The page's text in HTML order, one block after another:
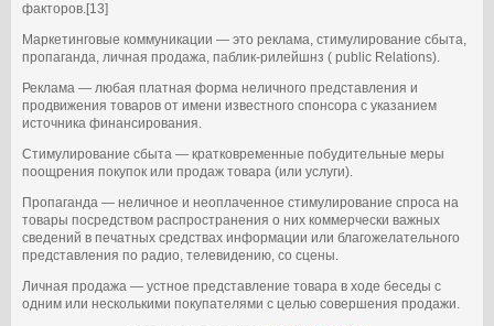
факторов.[13]
Маркетинговые коммуникации — это реклама, стимулирование сбыта,
пропаганда, личная продажа, паблик-рилейшнз ( public Relations).
Реклама — любая платная форма неличного представления и
продвижения товаров от имени известного спонсора с указанием
источника финансирования.
Стимулирование сбыта — кратковременные побудительные меры
поощрения покупок или продаж товара (или услуги).
Пропаганда — неличное и неоплаченное стимулирование спроса на
товары посредством распространения о них коммерчески важных
сведений в печатных средствах информации или благожелательного
представления по радио, телевидению, со сцены.
Личная продажа — устное представление товара в ходе беседы с
одним или несколькими покупателями с целью совершения продажи.